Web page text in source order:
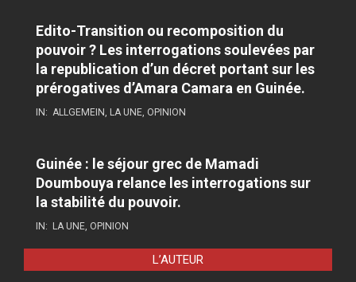
Edito-Transition ou recomposition du
pouvoir ? Les interrogations soulevées par
la republication d’un décret portant sur les
prérogatives d’Amara Camara en Guinée.
IN: ALLGEMEIN, LA UNE, OPINION
Guinée : le séjour grec de Mamadi
Doumbouya relance les interrogations sur
la stabilité du pouvoir.
IN: LA UNE, OPINION
L’AUTEUR